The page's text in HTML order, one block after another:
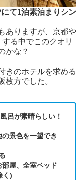
て1泊素泊まりシン
ありますが、京都や
る中でこのクオリ
かな？
きのホテルを求める
枚方でした。
呂が素晴らしい！
景色を一望でき
部屋、全室ベッド
く)